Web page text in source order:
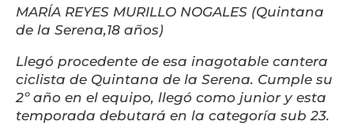
MARÍA REYES MURILLO NOGALES (Quintana
de la Serena,18 años)
Llegó procedente de esa inagotable cantera
ciclista de Quintana de la Serena. Cumple su
2º año en el equipo, llegó como junior y esta
temporada debutará en la categoría sub 23.